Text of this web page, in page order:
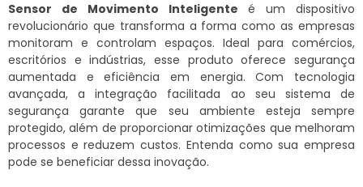
Sensor de Movimento Inteligente é um dispositivo
revolucionário que transforma a forma como as empresas
monitoram e controlam espaços. Ideal para comércios,
escritórios e indústrias, esse produto oferece segurança
aumentada e eficiência em energia. Com tecnologia
avançada, a integração facilitada ao seu sistema de
segurança garante que seu ambiente esteja sempre
protegido, além de proporcionar otimizações que melhoram
processos e reduzem custos. Entenda como sua empresa
pode se beneficiar dessa inovação.